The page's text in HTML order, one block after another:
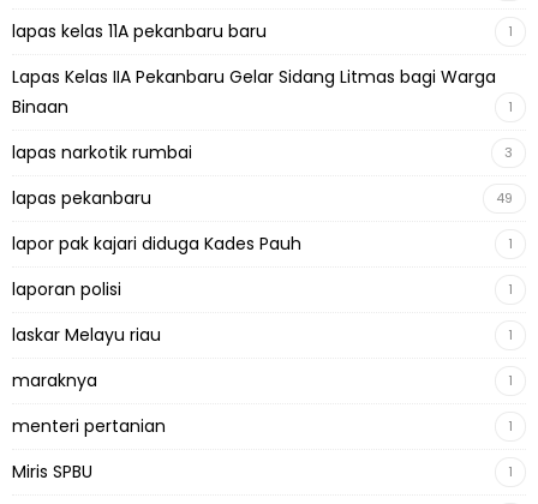
lapas kelas 11A pekanbaru baru 1
Lapas Kelas IIA Pekanbaru Gelar Sidang Litmas bagi Warga
Binaan
1
lapas narkotik rumbai 3
lapas pekanbaru 49
lapor pak kajari diduga Kades Pauh 1
laporan polisi 1
laskar Melayu riau 1
maraknya 1
menteri pertanian 1
Miris SPBU 1